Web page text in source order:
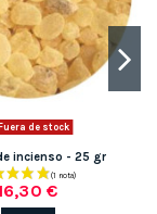
de stock
incienso - 25 gr
€